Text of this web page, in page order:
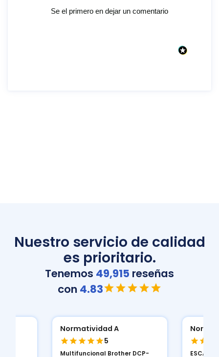
Se el primero en dejar un comentario
Nuestro servicio de calidad
es prioritario.
Tenemos 49,915 reseñas
con 4.83
Normatividad A
5
ESCANER HP HP SCANJET PRO
JORGE